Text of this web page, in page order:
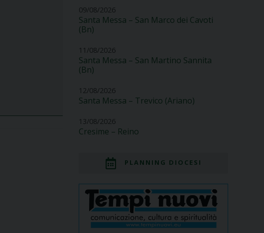
09/08/2026
Santa Messa – San Marco dei Cavoti
(Bn)
11/08/2026
Santa Messa – San Martino Sannita
(Bn)
12/08/2026
Santa Messa – Trevico (Ariano)
13/08/2026
Cresime – Reino
PLANNING DIOCESI